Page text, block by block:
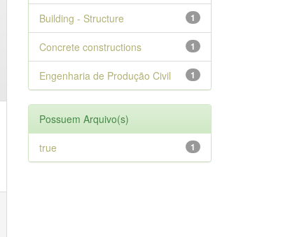
1
Building - Structure
1
Concrete constructions
1
Engenharia de Produção Civil
Possuem Arquivo(s)
1
true